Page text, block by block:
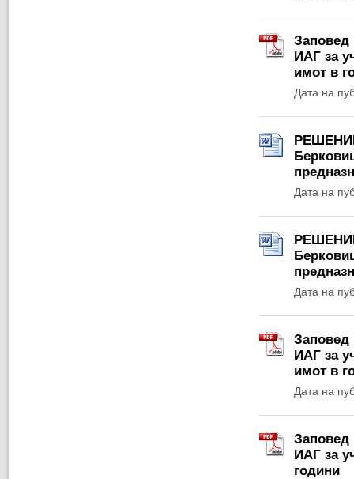
Заповед
ИАГ за
имот в
Дата на
Дата на
Дата на
Заповед
ИАГ за
имот в
Дата на
Заповед
ИАГ за
години